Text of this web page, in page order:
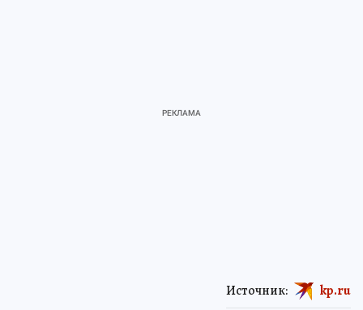
Источник: kp.ru